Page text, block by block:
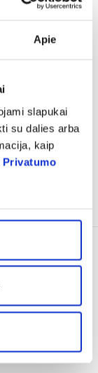
Apie
slapukai
su dalies arba
kaip
Privatumo